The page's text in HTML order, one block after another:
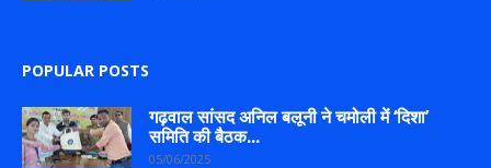
POPULAR POSTS
गढ़वाल सांसद अनिल बलूनी ने चमोली में ‘दिशा’
समिति की बैठक...
05/06/2025